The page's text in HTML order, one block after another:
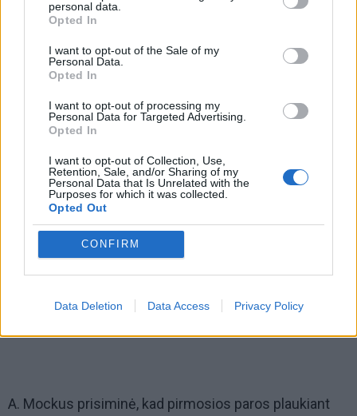
personal data.
Opted In
I want to opt-out of the Sale of my
Personal Data.
Opted In
I want to opt-out of processing my
Personal Data for Targeted Advertising.
Opted In
I want to opt-out of Collection, Use,
Retention, Sale, and/or Sharing of my
Personal Data that Is Unrelated with the
Purposes for which it was collected.
Opted Out
CONFIRM
Data Deletion Data Access Privacy Policy
prisiminė, jog pirmoji pažintis su elektrolitais įvyko
Ispanijoje, kur įveikė pirmąją 1006 kilometrų trasą.
„Pirmos dienos būna sunkiausios, nes organizmui
30-40 kilometrų, prakaito išbėga gana daug“, -
pasakojo keliautojas.
A. Mockus prisiminė, kad pirmosios paros plaukiant